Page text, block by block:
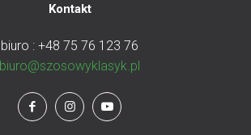
Kontakt
biuro : +48 75 76 123 76
biuro@szosowyklasyk.pl